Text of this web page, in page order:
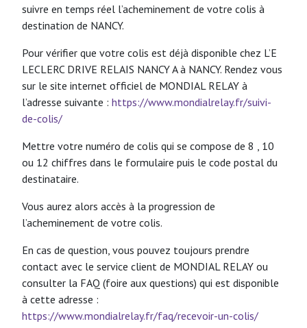
suivre en temps réel l’acheminement de votre colis à
destination de NANCY.
Pour vérifier que votre colis est déjà disponible chez L’E
LECLERC DRIVE RELAIS NANCY A à NANCY. Rendez vous
sur le site internet officiel de MONDIAL RELAY à
l’adresse suivante : https://www.mondialrelay.fr/suivi-
de-colis/
Mettre votre numéro de colis qui se compose de 8 , 10
ou 12 chiffres dans le formulaire puis le code postal du
destinataire.
Vous aurez alors accès à la progression de
l’acheminement de votre colis.
En cas de question, vous pouvez toujours prendre
contact avec le service client de MONDIAL RELAY ou
consulter la FAQ (foire aux questions) qui est disponible
à cette adresse :
https://www.mondialrelay.fr/faq/recevoir-un-colis/